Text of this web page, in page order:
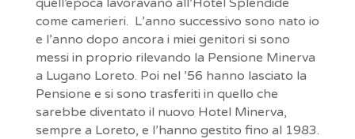
come camerieri. L’anno successivo sono nato io
e l’anno dopo ancora i miei genitori si sono
messi in proprio rilevando la Pensione Minerva
a Lugano Loreto. Poi nel ’56 hanno lasciato la
Pensione e si sono trasferiti in quello che
sarebbe diventato il nuovo Hotel Minerva,
sempre a Loreto, e l’hanno gestito fino al 1983.